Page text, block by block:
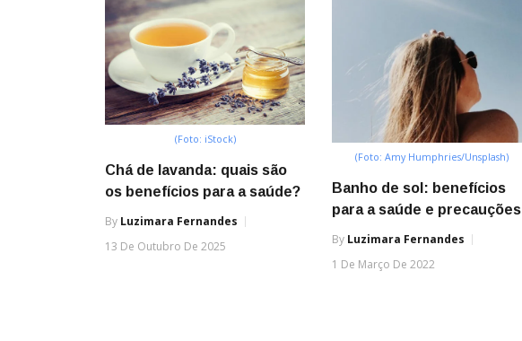
(Foto: iStock)
Chá de lavanda: quais são
os benefícios para a saúde?
By Luzimara Fernandes
13 De Outubro De 2025
(Foto: Amy Humphries/Unsplash)
Banho de sol: benefícios
para a saúde e precauções
By Luzimara Fernandes
1 De Março De 2022